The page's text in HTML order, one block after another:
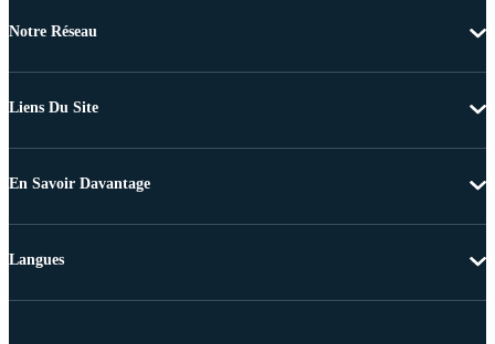
Notre Réseau
Liens Du Site
En Savoir Davantage
Langues